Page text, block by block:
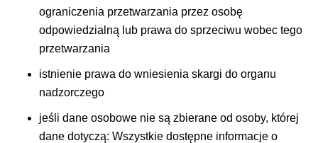
ograniczenia przetwarzania przez osobę
odpowiedzialną lub prawa do sprzeciwu wobec tego
przetwarzania
istnienie prawa do wniesienia skargi do organu
nadzorczego
jeśli dane osobowe nie są zbierane od osoby, której
dane dotyczą: Wszystkie dostępne informacje o